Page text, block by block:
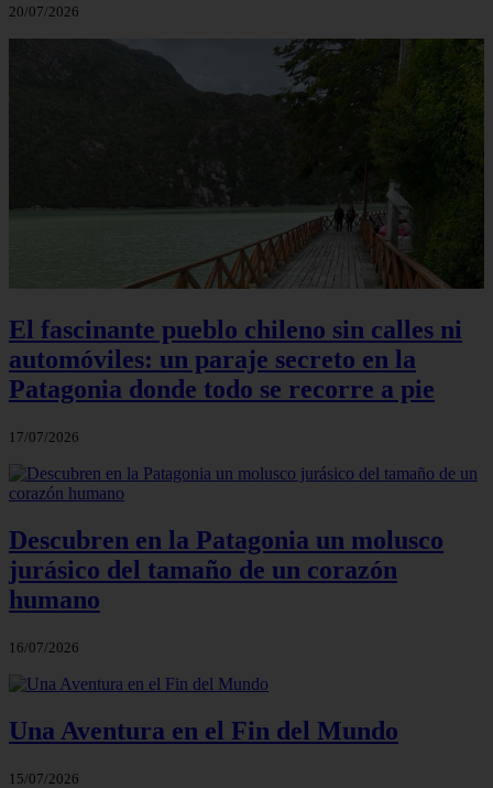
20/07/2026
El fascinante pueblo chileno sin calles ni
automóviles: un paraje secreto en la
Patagonia donde todo se recorre a pie
17/07/2026
Descubren en la Patagonia un molusco
jurásico del tamaño de un corazón
humano
16/07/2026
Una Aventura en el Fin del Mundo
15/07/2026